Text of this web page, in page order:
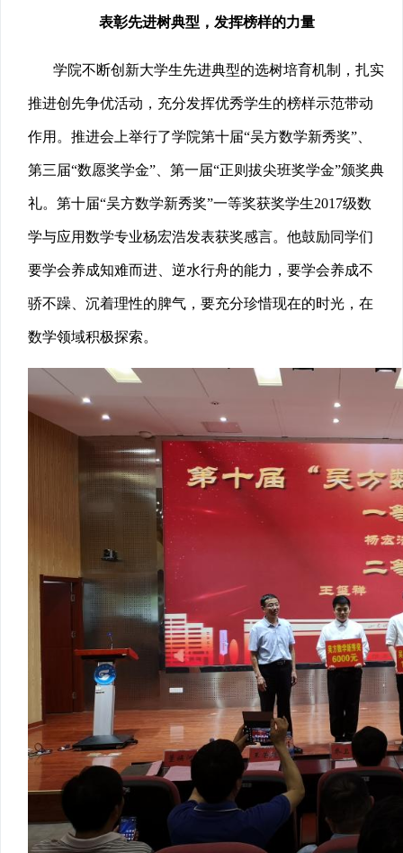
表彰先进树典型，发挥榜样的力量
学院不断创新大学生先进典型的选树培育机制，扎实
推进创先争优活动，充分发挥优秀学生的榜样示范带动
作用。推进会上举行了学院第十届“吴方数学新秀奖”、
第三届“数愿奖学金”、第一届“正则拔尖班奖学金”颁奖典
礼。第十届“吴方数学新秀奖”一等奖获奖学生2017级数
学与应用数学专业杨宏浩发表获奖感言。他鼓励同学们
要学会养成知难而进、逆水行舟的能力，要学会养成不
骄不躁、沉着理性的脾气，要充分珍惜现在的时光，在
数学领域积极探索。